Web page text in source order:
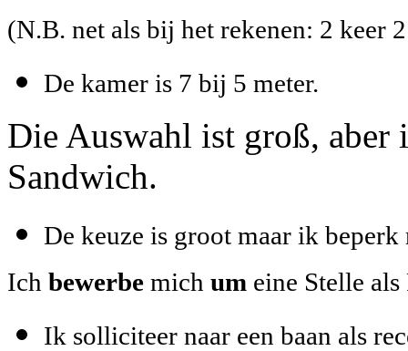
(N.B. net als bij het rekenen: 2 keer
De kamer is 7 bij 5 meter.
Die Auswahl ist groß, aber
Sandwich.
De keuze is groot maar ik beperk
Ich bewerbe mich um eine Stelle
Ik solliciteer naar een baan als